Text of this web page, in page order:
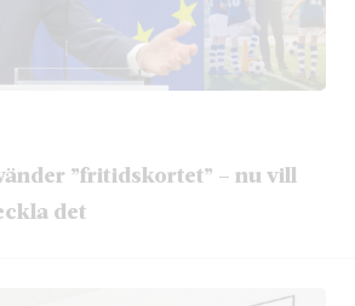
”fritidskortet” – nu vill
det